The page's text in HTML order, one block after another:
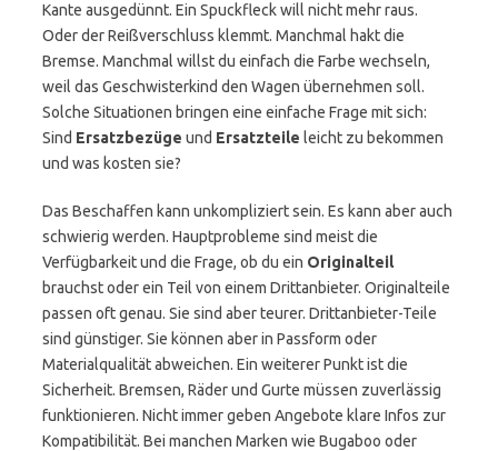
Kante ausgedünnt. Ein Spuckfleck will nicht mehr raus.
Oder der Reißverschluss klemmt. Manchmal hakt die
Bremse. Manchmal willst du einfach die Farbe wechseln,
weil das Geschwisterkind den Wagen übernehmen soll.
Solche Situationen bringen eine einfache Frage mit sich:
Sind Ersatzbezüge und Ersatzteile leicht zu bekommen
und was kosten sie?
Das Beschaffen kann unkompliziert sein. Es kann aber auch
schwierig werden. Hauptprobleme sind meist die
Verfügbarkeit und die Frage, ob du ein Originalteil
brauchst oder ein Teil von einem Drittanbieter. Originalteile
passen oft genau. Sie sind aber teurer. Drittanbieter-Teile
sind günstiger. Sie können aber in Passform oder
Materialqualität abweichen. Ein weiterer Punkt ist die
Sicherheit. Bremsen, Räder und Gurte müssen zuverlässig
funktionieren. Nicht immer geben Angebote klare Infos zur
Kompatibilität. Bei manchen Marken wie Bugaboo oder